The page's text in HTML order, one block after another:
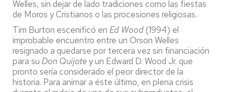
Welles, sin dejar de lado tradiciones como las fiestas
de Moros y Cristianos o las procesiones religiosas.
Tim Burton escenificó en Ed Wood(1994) el
improbable encuentro entre un Orson Welles
resignado a quedarse por tercera vez sin financiación
para su Don Quijotey un Edward D. Wood Jr. que
pronto sería considerado el peor director de la
historia. Para animar a éste último, en plena crisis